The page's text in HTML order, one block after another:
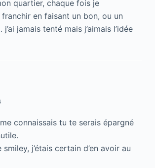
quartier, chaque fois je
franchir en faisant un bon, ou un
jamais tenté mais j’aimais l’idée
connaissais tu te serais épargné
j’étais certain d’en avoir au